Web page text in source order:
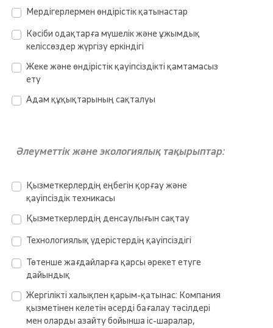
Мердігерлермен өндірістік қатынастар
Кәсіби одақтарға мүшелік және ұжымдық
келіссөздер жүргізу еркіндігі
Жеке және өндірістік қауіпсіздікті қамтамасыз
ету
Адам құқықтарының сақталуы
Әлеуметтік және экологиялық тақырыптар:
Қызметкерлердің еңбегін қорғау және
қауіпсіздік техникасы
Қызметкерлердің денсаулығын сақтау
Технологиялық үдерістердің қауіпсіздігі
Төтенше жағдайларға қарсы әрекет етуге
дайындық
Жергілікті халықпен қарым-қатынас: Компания
қызметінен келетін әсерді бағалау тәсілдері
мен оларды азайту бойынша іс-шаралар,